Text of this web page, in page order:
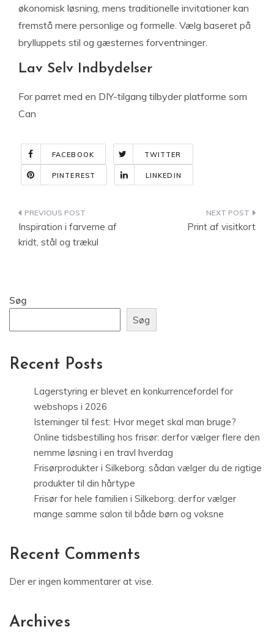
økonomisk løsning, mens traditionelle invitationer kan
fremstå mere personlige og formelle. Vælg baseret på
brylluppets stil og gæsternes forventninger.
Lav Selv Indbydelser
For parret med en DIY-tilgang tilbyder platforme som
Can
FACEBOOK TWITTER
PINTEREST LINKEDIN
Indlægsnavigation
Inspiration i farverne af
kridt, stål og trækul
Print af visitkort
Søg
Søg
Recent Posts
Lagerstyring er blevet en konkurrencefordel for
webshops i 2026
Isterninger til fest: Hvor meget skal man bruge?
Online tidsbestilling hos frisør: derfor vælger flere den
nemme løsning i en travl hverdag
Frisørprodukter i Silkeborg: sådan vælger du de rigtige
produkter til din hårtype
Frisør for hele familien i Silkeborg: derfor vælger
mange samme salon til både børn og voksne
Recent Comments
Der er ingen kommentarer at vise.
Archives